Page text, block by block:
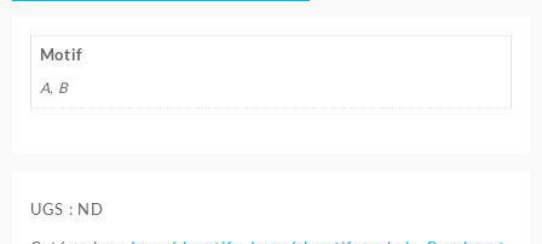
Motif
A, B
UGS : ND